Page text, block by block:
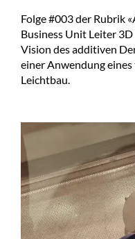
Folge #003 der Rubrik
Business Unit Leiter
Vision des additiven
einer Anwendung
Leichtbau.